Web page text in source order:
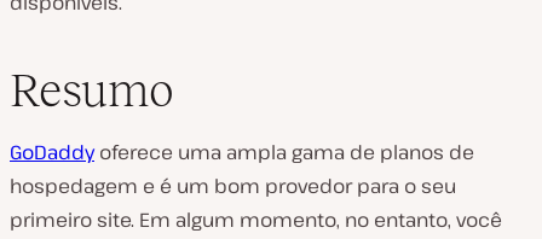
Resumo
GoDaddyoferece uma ampla gama de planos de
hospedagem e é um bom provedor para o seu
primeiro site. Em algum momento, no entanto, você